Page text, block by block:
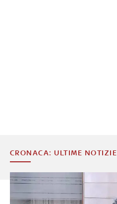
CRONACA: ULTIME NOTIZIE